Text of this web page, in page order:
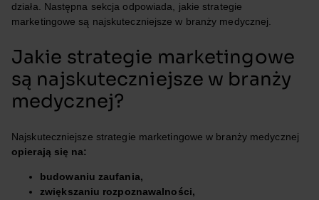
działa. Następna sekcja odpowiada, jakie strategie
marketingowe są najskuteczniejsze w branży medycznej.
Jakie strategie marketingowe
są najskuteczniejsze w branży
medycznej?
Najskuteczniejsze strategie marketingowe w branży medycznej
opierają się na:
budowaniu zaufania,
zwiększaniu rozpoznawalności,